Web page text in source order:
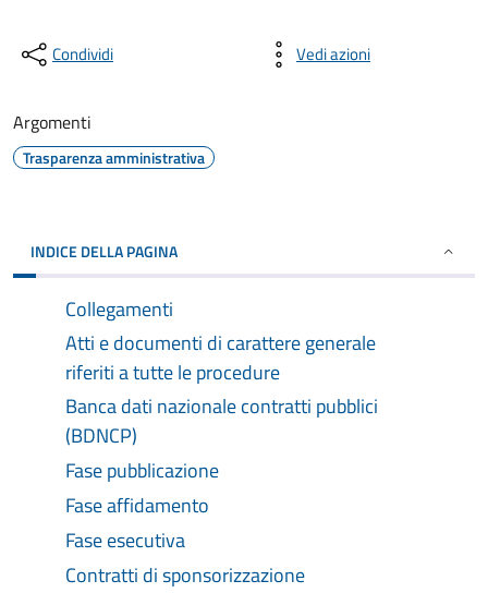
Condividi Vedi azioni
Argomenti
Trasparenza amministrativa
INDICE DELLA PAGINA
Collegamenti
Atti e documenti di carattere generale
riferiti a tutte le procedure
Banca dati nazionale contratti pubblici
(BDNCP)
Fase pubblicazione
Fase affidamento
Fase esecutiva
Contratti di sponsorizzazione